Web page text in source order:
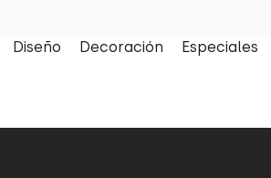
Diseño Decoración Especiales